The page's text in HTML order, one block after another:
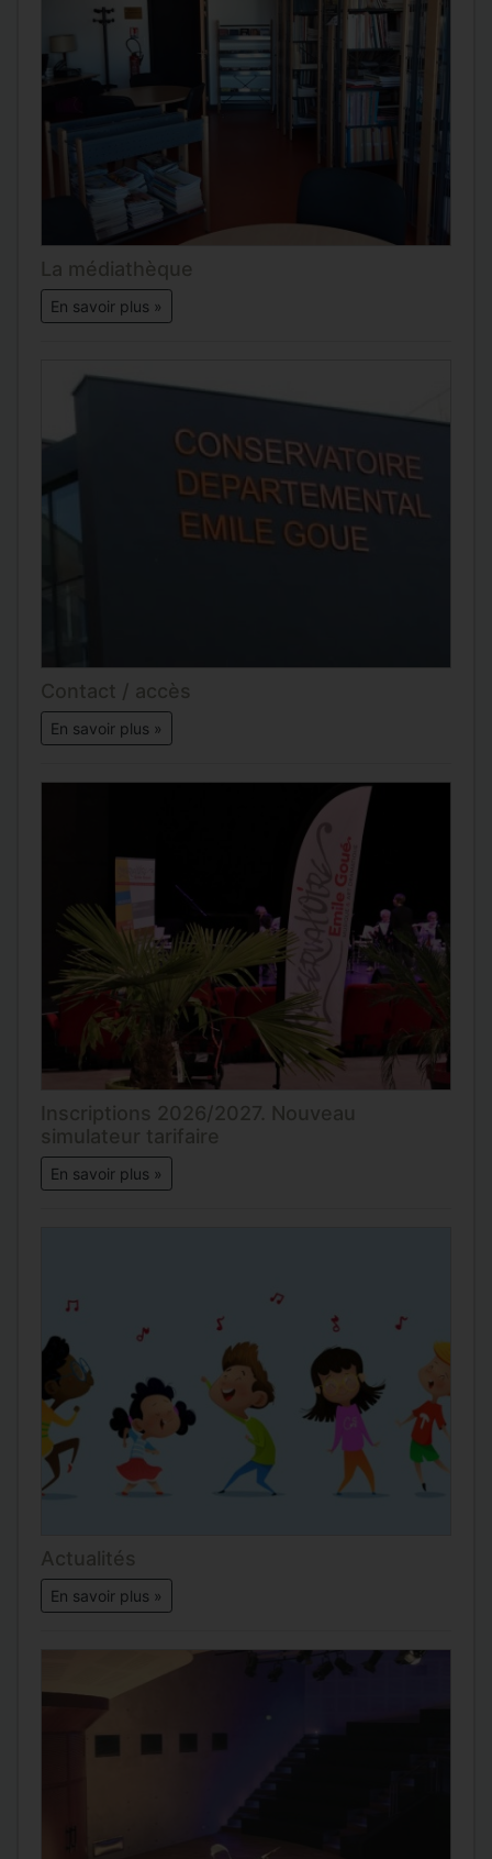
La médiathèque
En savoir plus »
Contact / accès
En savoir plus »
Inscriptions 2026/2027. Nouveau
simulateur tarifaire
En savoir plus »
Actualités
En savoir plus »